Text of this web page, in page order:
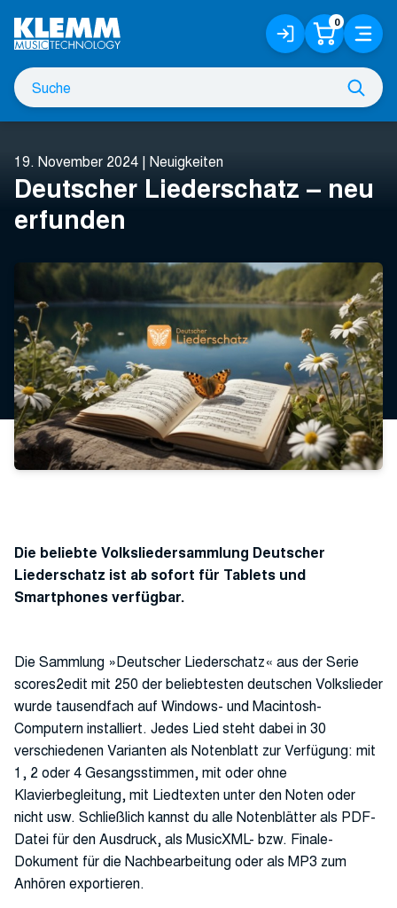
Hauptinhalt
Suche
nach
Anmelden
/
Registrieren
0 Menü
19. November 2024 | Neuigkeiten
Deutscher Liederschatz – neu
erfunden
Die beliebte Volksliedersammlung Deutscher
Liederschatz ist ab sofort für Tablets und
Smartphones verfügbar.
Die Sammlung »Deutscher Liederschatz« aus der Serie
scores2edit mit 250 der beliebtesten deutschen Volkslieder
wurde tausendfach auf Windows- und Macintosh-
Computern installiert. Jedes Lied steht dabei in 30
verschiedenen Varianten als Notenblatt zur Verfügung: mit
1, 2 oder 4 Gesangsstimmen, mit oder ohne
Klavierbegleitung, mit Liedtexten unter den Noten oder
nicht usw. Schließlich kannst du alle Notenblätter als PDF-
Datei für den Ausdruck, als MusicXML- bzw. Finale-
Dokument für die Nachbearbeitung oder als MP3 zum
Anhören exportieren.